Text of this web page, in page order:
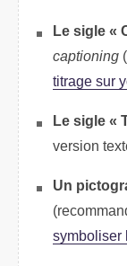
Le sigle «
captioning
titrage sur
Le sigle «
version
Un
symboliser